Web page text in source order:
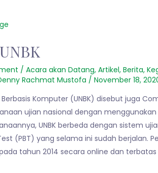
UNBK
/Acara akan Datang,Artikel,Berita,
Rachmat Mustofa /November 18,
Berbasis Komputer (UNBK) disebut juga
ujian nasional dengan
UNBK berbeda dengan sistem
(PBT) yang selama ini sudah berjalan.
tahun 2014 secara online dan terbatas